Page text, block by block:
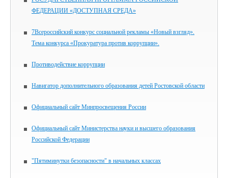
ФЕДЕРАЦИИ «ДОСТУПНАЯ СРЕДА»
7Всероссийский конкурс социальной рекламы «Новый взгляд».
Тема конкурса «Прокуратура против коррупции».
Противодействие коррупции
Навигатор дополнительного образования детей Ростовской области
Официальный сайт Минпросвещения России
Официальный сайт Министерства науки и высшего образования
Российской Федерации
"Пятиминутки безопасности" в начальных классах